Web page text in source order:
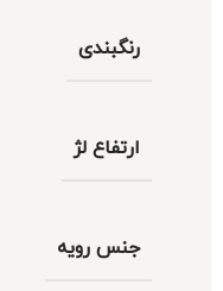
رنگبندی
ارتفاع لژ
جنس رویه